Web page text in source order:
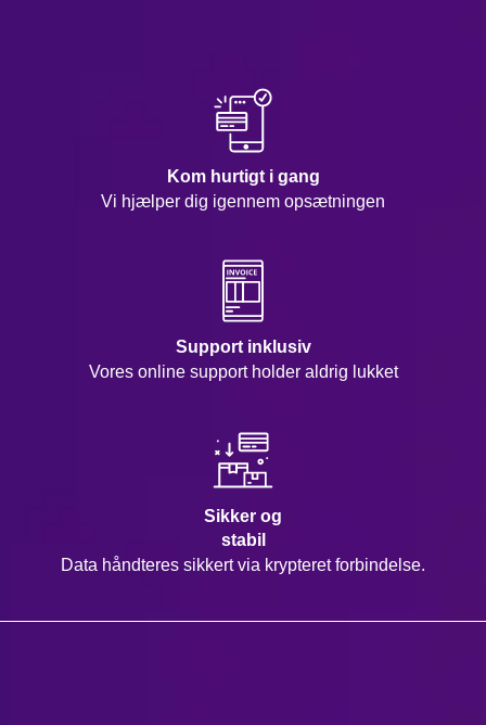
Kom hurtigt i gang
Vi hjælper dig igennem opsætningen
Support inklusiv
Vores online support holder aldrig lukket
Sikker og
stabil
Data håndteres sikkert via krypteret forbindelse.